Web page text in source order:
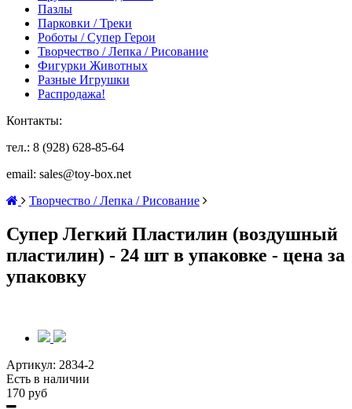
Пазлы
Парковки / Треки
Роботы / Супер Герои
Творчество / Лепка / Рисование
Фигурки Животных
Разные Игрушки
Распродажа!
Контакты:
тел.: 8 (928) 628-85-64
email: sales@toy-box.net
Творчество / Лепка / Рисование
Супер Легкий Пластилин (воздушный
пластилин) - 24 шт в упаковке - цена за
упаковку
Артикул: 2834-2
Есть в наличии
170 руб